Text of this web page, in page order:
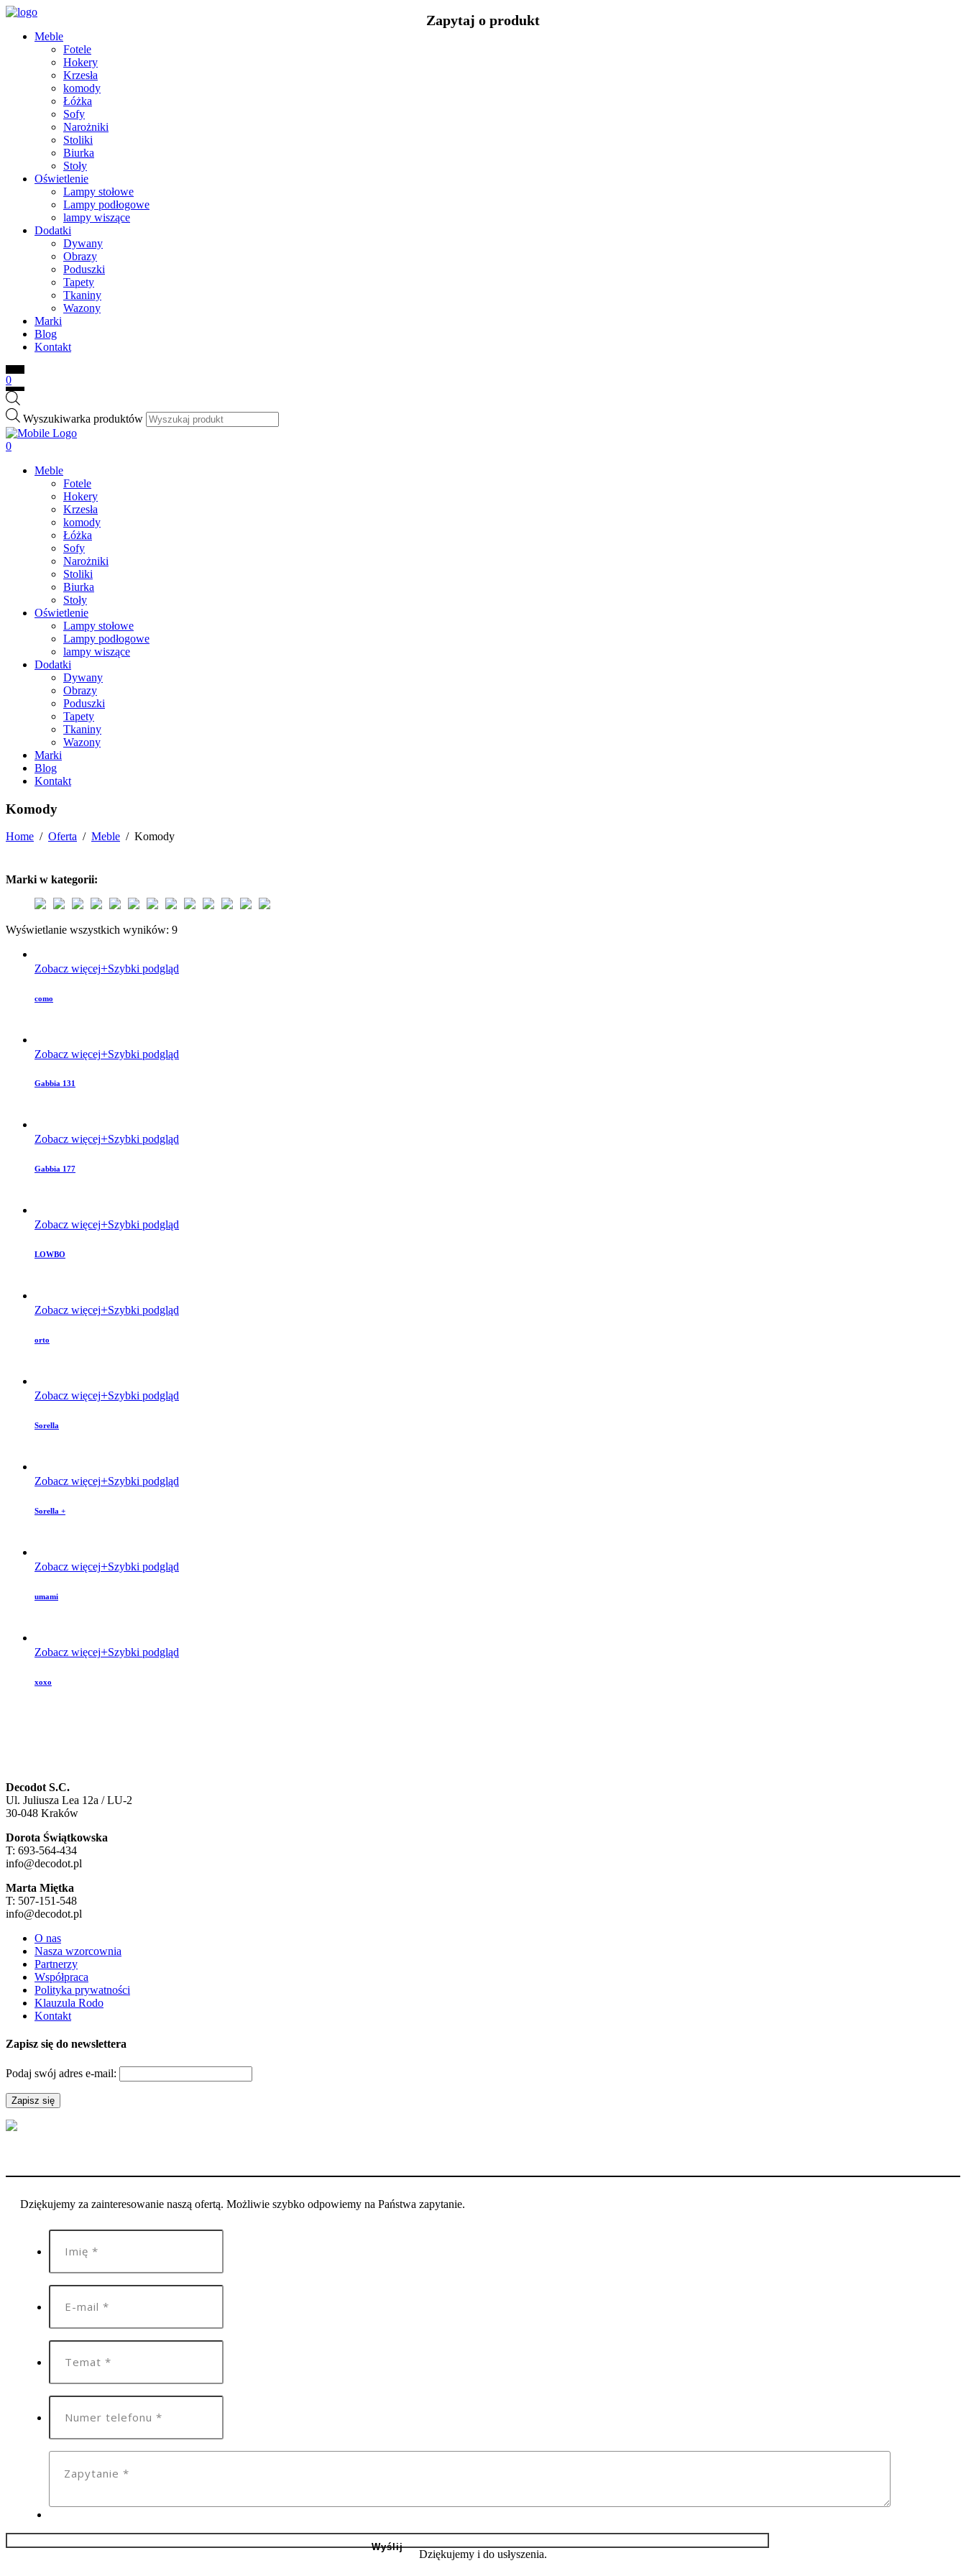
Meble
Fotele
Hokery
Krzesła
komody
Łóżka
Sofy
Narożniki
Stoliki
Biurka
Stoły
Oświetlenie
Lampy stołowe
Lampy podłogowe
lampy wiszące
Dodatki
Dywany
Obrazy
Poduszki
Tapety
Tkaniny
Wazony
Marki
Blog
Kontakt
0
Wyszukiwarka produktów
0
Meble
Fotele
Hokery
Krzesła
komody
Łóżka
Sofy
Narożniki
Stoliki
Biurka
Stoły
Oświetlenie
Lampy stołowe
Lampy podłogowe
lampy wiszące
Dodatki
Dywany
Obrazy
Poduszki
Tapety
Tkaniny
Wazony
Marki
Blog
Kontakt
Komody
Home / Oferta / Meble / Komody
Marki w kategorii:
Wyświetlanie wszystkich wyników: 9
Zobacz więcej Szybki podgląd
como
Zobacz więcej Szybki podgląd
Gabbia 131
Zobacz więcej Szybki podgląd
Gabbia 177
Zobacz więcej Szybki podgląd
LOWBO
Zobacz więcej Szybki podgląd
orto
Zobacz więcej Szybki podgląd
Sorella
Zobacz więcej Szybki podgląd
Sorella +
Zobacz więcej Szybki podgląd
umami
Zobacz więcej Szybki podgląd
xoxo
Decodot S.C.
Ul. Juliusza Lea 12a / LU-2
30-048 Kraków
Dorota Świątkowska
T: 693-564-434
info@decodot.pl
Marta Miętka
T: 507-151-548
info@decodot.pl
O nas
Nasza wzorcownia
Partnerzy
Współpraca
Polityka prywatności
Klauzula Rodo
Kontakt
Zapisz się do newslettera
Podaj swój adres e-mail:
Dziękujemy za zainteresowanie naszą ofertą. Możliwie szybko odpowiemy na Państwa zapytanie.
Dziękujemy i do usłyszenia.